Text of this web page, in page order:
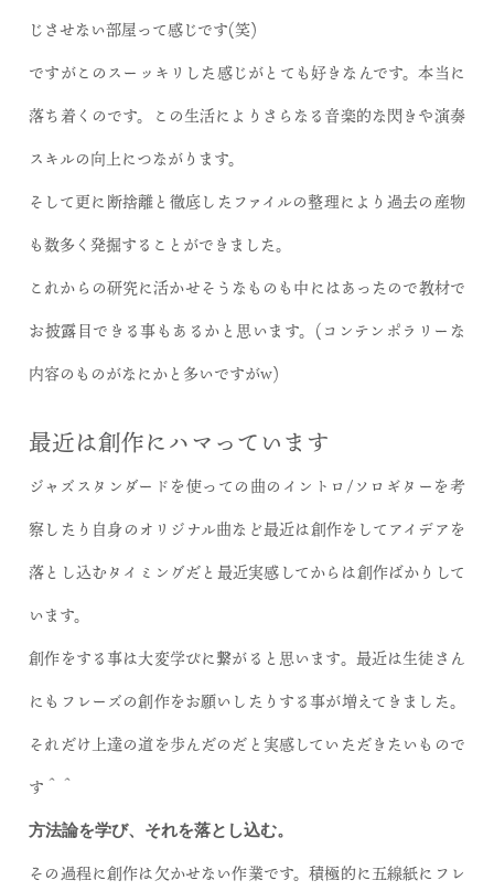
じさせない部屋って感じです(笑)
ですがこのスーッキリした感じがとても好きなんです。本当に
落ち着くのです。この生活によりさらなる音楽的な閃きや演奏
スキルの向上につながります。
そして更に断捨離と徹底したファイルの整理により過去の産物
も数多く発掘することができました。
これからの研究に活かせそうなものも中にはあったので教材で
お披露目できる事もあるかと思います。(コンテンポラリーな
内容のものがなにかと多いですがw)
最近は創作にハマっています
ジャズスタンダードを使っての曲のイントロ/ソロギターを考
察したり自身のオリジナル曲など最近は創作をしてアイデアを
落とし込むタイミングだと最近実感してからは創作ばかりして
います。
創作をする事は大変学びに繋がると思います。最近は生徒さん
にもフレーズの創作をお願いしたりする事が増えてきました。
それだけ上達の道を歩んだのだと実感していただきたいもので
す＾＾
方法論を学び、それを落とし込む。
その過程に創作は欠かせない作業です。積極的に五線紙にフレ